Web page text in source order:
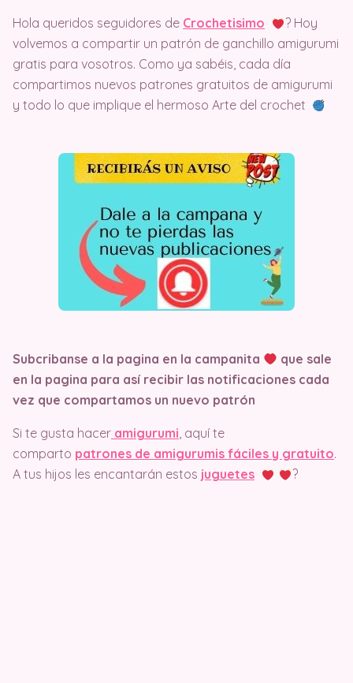
Hola queridos seguidores de Crochetisimo
? Hoy
volvemos a compartir un patrón de ganchillo amigurumi
gratis para vosotros. Como ya sabéis, cada día
compartimos nuevos patrones gratuitos de amigurumi
y todo lo que implique el hermoso Arte del crochet
Subcribanse a la pagina en la campanita
que sale
en la pagina para así recibir las notificaciones cada
vez que compartamos un nuevo patrón
Si te gusta hacer amigurumi, aquí te
comparto patrones de amigurumis fáciles y gratuito.
A tus hijos les encantarán estos juguetes ?